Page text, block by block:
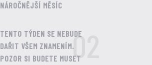
NÁROČNĚJŠÍ MĚSÍC
TENTO TÝDEN SE NEBUDE
DAŘIT VŠEM ZNAMENÍM.
POZOR SI BUDETE MUSET
02